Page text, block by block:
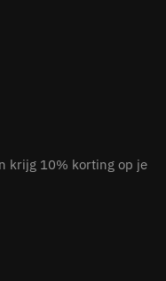
krijg 10% korting op je